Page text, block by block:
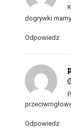
dogrywki
Odpowiedz
Odpowiedz